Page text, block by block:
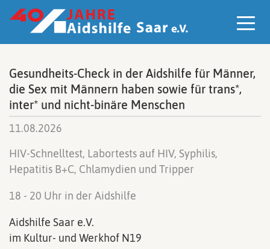
Gesundheits-Check in der Aidshilfe für Männer,
die Sex mit Männern haben sowie für trans*,
inter* und nicht-binäre Menschen
11.08.2026
HIV-Schnelltest, Labortests auf HIV, Syphilis,
Hepatitis B+C, Chlamydien und Tripper
18 - 20 Uhr in der Aidshilfe
Aidshilfe Saar e.V.
im Kultur- und Werkhof N19